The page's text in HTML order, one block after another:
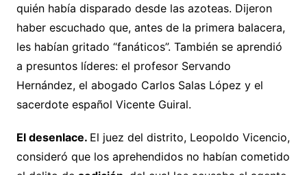
quién había disparado desde las azoteas. Dijeron
haber escuchado que, antes de la primera balacera,
les habían gritado “fanáticos”. También se aprendió
a presuntos líderes: el profesor Servando
Hernández, el abogado Carlos Salas López y el
sacerdote español Vicente Guiral.
El desenlace. El juez del distrito, Leopoldo Vicencio,
consideró que los aprehendidos no habían cometido